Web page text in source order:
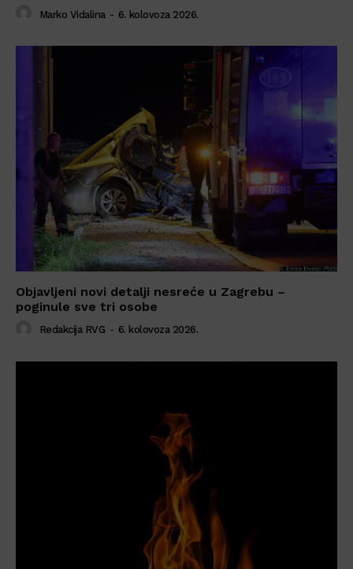
Marko Vidalina - 6. kolovoza 2026.
Objavljeni novi detalji nesreće u Zagrebu –
poginule sve tri osobe
Redakcija RVG - 6. kolovoza 2026.